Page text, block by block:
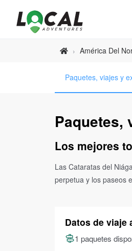
› América Del
Paquetes, viajes y
Paquetes,
Los mejores
Las Cataratas del
perpetua y los paseos
Datos de viaje
1 paquetes